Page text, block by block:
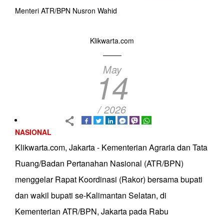
Menteri ATR/BPN Nusron Wahid
Klikwarta.com
May
14
/ 2026
NASIONAL
Klikwarta.com, Jakarta - Kementerian Agraria dan Tata
Ruang/Badan Pertanahan Nasional (ATR/BPN)
menggelar Rapat Koordinasi (Rakor) bersama bupati
dan wakil bupati se-Kalimantan Selatan, di
Kementerian ATR/BPN, Jakarta pada Rabu